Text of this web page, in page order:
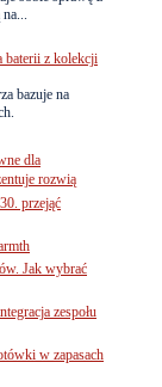
baterii z kolekcji
bazuje na
dla
rozwią
przejąć
Jak wybrać
zespołu
w zapasach